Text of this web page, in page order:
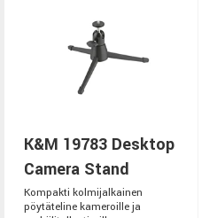
K&M 19783 Desktop
Camera Stand
Kompakti kolmijalkainen
pöytäteline kameroille ja